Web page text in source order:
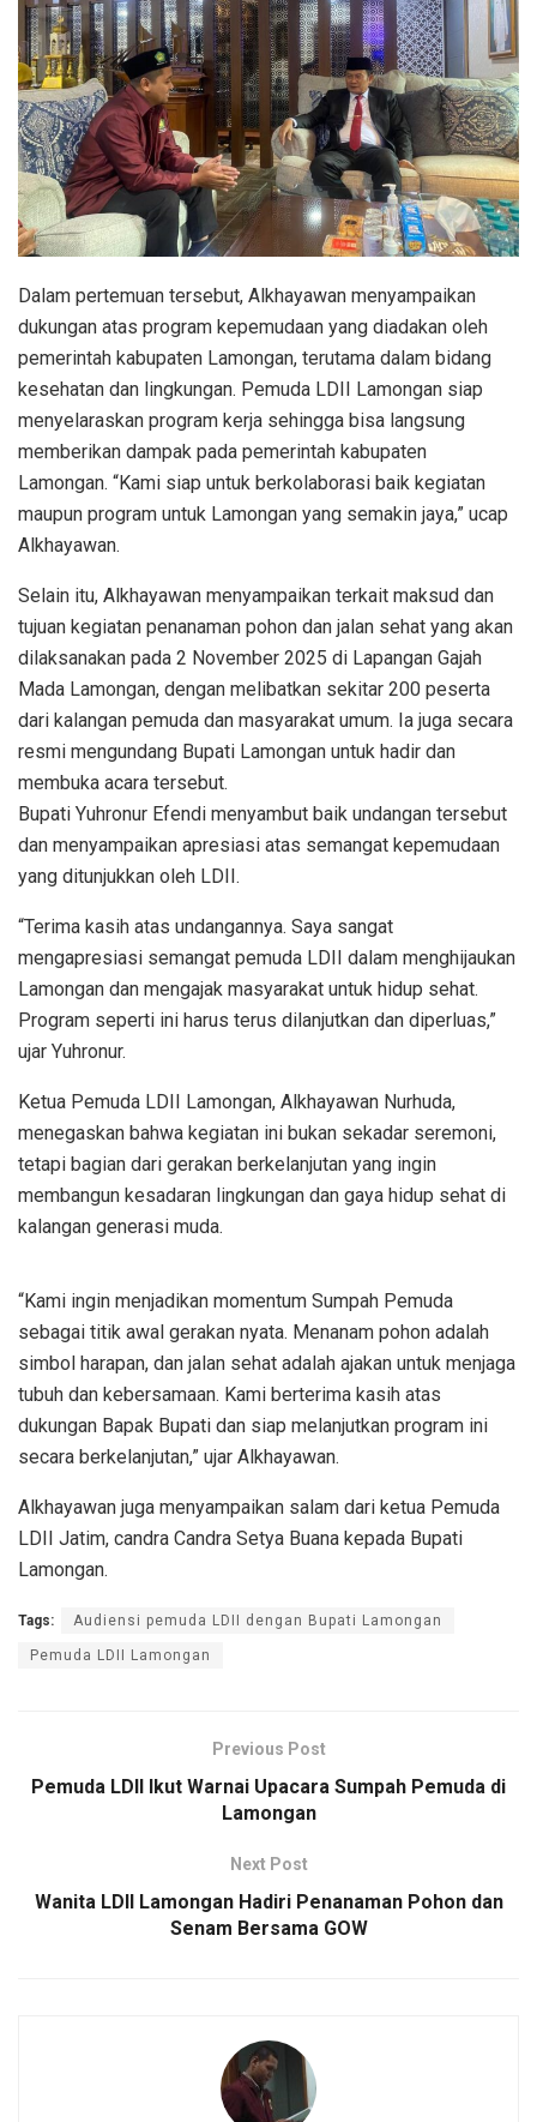
Dalam pertemuan tersebut, Alkhayawan menyampaikan
dukungan atas program kepemudaan yang diadakan oleh
pemerintah kabupaten Lamongan, terutama dalam bidang
kesehatan dan lingkungan. Pemuda LDII Lamongan siap
menyelaraskan program kerja sehingga bisa langsung
memberikan dampak pada pemerintah kabupaten
Lamongan. “Kami siap untuk berkolaborasi baik kegiatan
maupun program untuk Lamongan yang semakin jaya,” ucap
Alkhayawan.
Selain itu, Alkhayawan menyampaikan terkait maksud dan
tujuan kegiatan penanaman pohon dan jalan sehat yang akan
dilaksanakan pada 2 November 2025 di Lapangan Gajah
Mada Lamongan, dengan melibatkan sekitar 200 peserta
dari kalangan pemuda dan masyarakat umum. Ia juga secara
resmi mengundang Bupati Lamongan untuk hadir dan
membuka acara tersebut.
Bupati Yuhronur Efendi menyambut baik undangan tersebut
dan menyampaikan apresiasi atas semangat kepemudaan
yang ditunjukkan oleh LDII.
“Terima kasih atas undangannya. Saya sangat
mengapresiasi semangat pemuda LDII dalam menghijaukan
Lamongan dan mengajak masyarakat untuk hidup sehat.
Program seperti ini harus terus dilanjutkan dan diperluas,”
ujar Yuhronur.
Ketua Pemuda LDII Lamongan, Alkhayawan Nurhuda,
menegaskan bahwa kegiatan ini bukan sekadar seremoni,
tetapi bagian dari gerakan berkelanjutan yang ingin
membangun kesadaran lingkungan dan gaya hidup sehat di
kalangan generasi muda.
“Kami ingin menjadikan momentum Sumpah Pemuda
sebagai titik awal gerakan nyata. Menanam pohon adalah
simbol harapan, dan jalan sehat adalah ajakan untuk menjaga
tubuh dan kebersamaan. Kami berterima kasih atas
dukungan Bapak Bupati dan siap melanjutkan program ini
secara berkelanjutan,” ujar Alkhayawan.
Alkhayawan juga menyampaikan salam dari ketua Pemuda
LDII Jatim, candra Candra Setya Buana kepada Bupati
Lamongan.
Tags: Audiensi pemuda LDII dengan Bupati Lamongan
Pemuda LDII Lamongan
Previous Post
Pemuda LDII Ikut Warnai Upacara Sumpah Pemuda di
Lamongan
Next Post
Wanita LDII Lamongan Hadiri Penanaman Pohon dan
Senam Bersama GOW